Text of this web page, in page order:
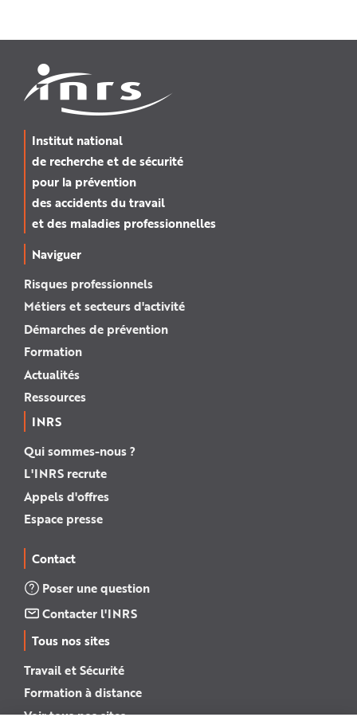
Institut national
de recherche et de sécurité
pour la prévention
des accidents du travail
et des maladies professionnelles
Naviguer
Risques professionnels
Métiers et secteurs d'activité
Démarches de prévention
Formation
Actualités
Ressources
INRS
Qui sommes-nous ?
L'INRS recrute
Appels d'offres
Espace presse
Contact
Poser une question
Contacter l'INRS
Tous nos sites
Travail et Sécurité
Formation à distance